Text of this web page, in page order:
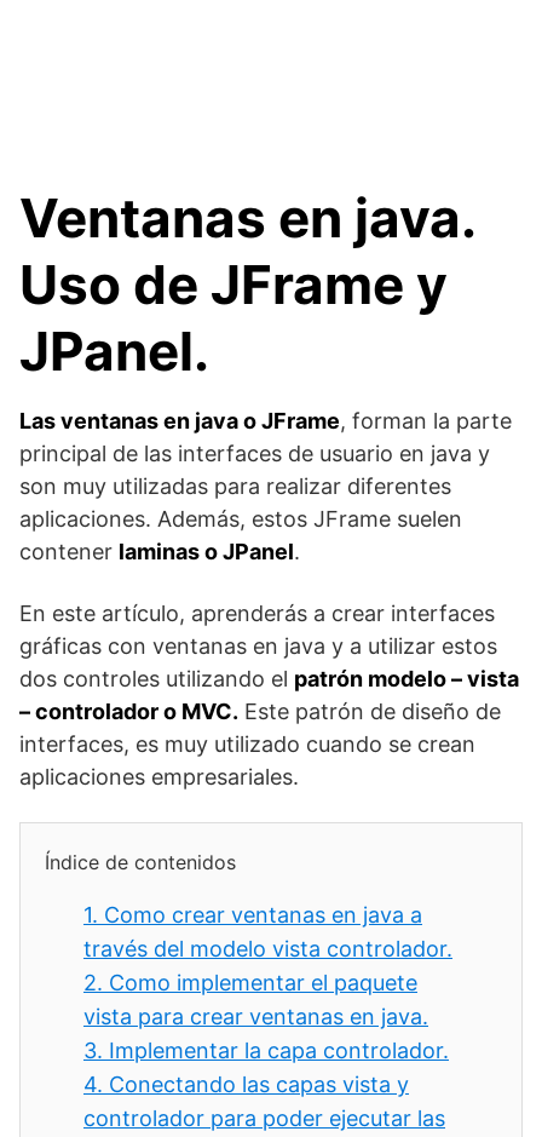
Ventanas en java.
Uso de JFrame y
JPanel.
Las ventanas en java o JFrame, forman la parte
principal de las interfaces de usuario en java y
son muy utilizadas para realizar diferentes
aplicaciones. Además, estos JFrame suelen
contener laminas o JPanel.
En este artículo, aprenderás a crear interfaces
gráficas con ventanas en java y a utilizar estos
dos controles utilizando el patrón modelo – vista
– controlador o MVC. Este patrón de diseño de
interfaces, es muy utilizado cuando se crean
aplicaciones empresariales.
Índice de contenidos
1. Como crear ventanas en java a
través del modelo vista controlador.
2. Como implementar el paquete
vista para crear ventanas en java.
3. Implementar la capa controlador.
4. Conectando las capas vista y
controlador para poder ejecutar las